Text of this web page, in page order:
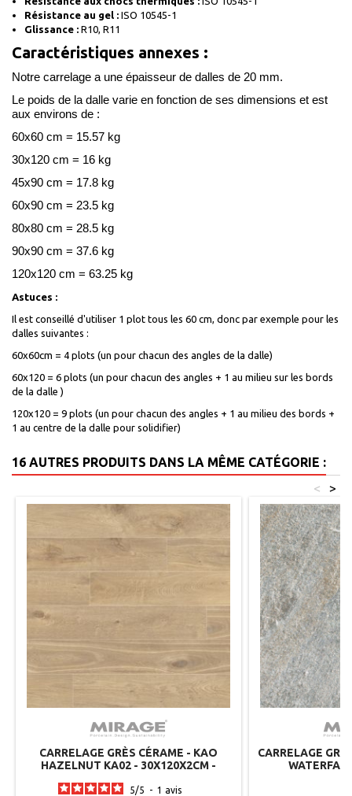
Résistance au gel : ISO 10545-1
Glissance : R10, R11
Caractéristiques annexes :
Notre carrelage a une épaisseur de dalles de 20 mm.
Le poids de la dalle varie en fonction de ses dimensions et est
aux environs de :
60x60 cm = 15.57 kg
30x120 cm = 16 kg
45x90 cm = 17.8 kg
60x90 cm = 23.5 kg
80x80 cm = 28.5 kg
90x90 cm = 37.6 kg
120x120 cm = 63.25 kg
Astuces :
Il est conseillé d'utiliser 1 plot tous les 60 cm, donc par exemple pour les
dalles suivantes :
60x60cm = 4 plots (un pour chacun des angles de la dalle)
60x120 = 6 plots (un pour chacun des angles + 1 au milieu sur les bords
de la dalle )
120x120 = 9 plots (un pour chacun des angles + 1 au milieu des bords +
1 au centre de la dalle pour solidifier)
16 AUTRES PRODUITS DANS LA MÊME CATÉGORIE :
>
<
CARRELAGE GRÈS CÉRAME - KAO
HAZELNUT KA02 - 30X120X2CM -
5/5 - 1 avis
CARRELAGE